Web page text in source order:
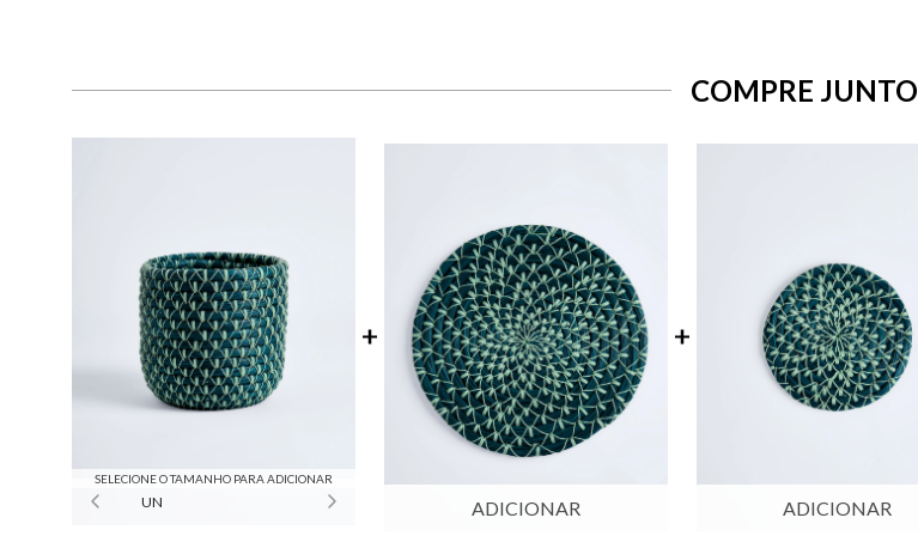
COMPRE JUNTO
SELECIONE O TAMANHO PARA ADICIONAR
UN ADICIONAR ADICIONAR